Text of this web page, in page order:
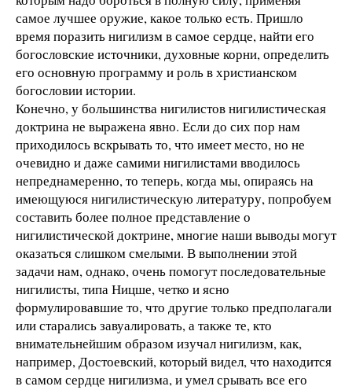
самое лучшее оружие, какое только есть. Пришло
время поразить нигилизм в самое сердце, найти его
богословские источники, духовные корни, определить
его основную программу и роль в христианском
богословии истории.
Конечно, у большинства нигилистов нигилистическая
доктрина не выражена явно. Если до сих пор нам
приходилось вскрывать то, что имеет место, но не
очевидно и даже самими нигилистами вводилось
непреднамеренно, то теперь, когда мы, опираясь на
имеющуюся нигилистическую литературу, попробуем
составить более полное представление о
нигилистической доктрине, многие наши выводы могут
оказаться слишком смелыми. В выполнении этой
задачи нам, однако, очень помогут последовательные
нигилисты, типа Ницше, четко и ясно
формулировавшие то, что другие только предполагали
или старались завуалировать, а также те, кто
внимательнейшим образом изучал нигилизм, как,
например, Достоевский, который видел, что находится
в самом сердце нигилизма, и умел срывать все его